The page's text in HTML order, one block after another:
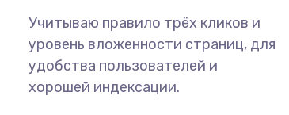
Учитываю правило трёх кликов и
уровень вложенности страниц, для
удобства пользователей и
хорошей индексации.